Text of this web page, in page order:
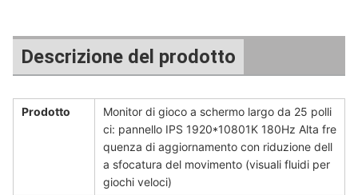
Descrizione del prodotto
Prodotto
Monitor di gioco a schermo largo da 25 polli
ci: pannello IPS 1920*10801K 180Hz Alta fre
quenza di aggiornamento con riduzione dell
a sfocatura del movimento (visuali fluidi per
giochi veloci)